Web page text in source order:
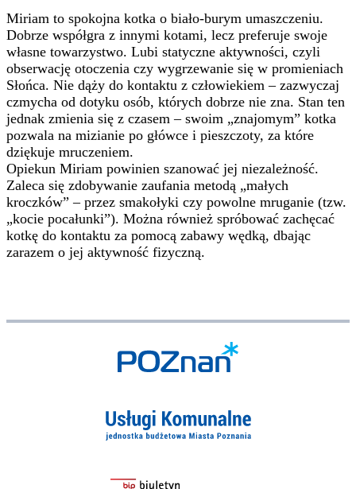
Miriam to spokojna kotka o biało-burym umaszczeniu.
Dobrze współgra z innymi kotami, lecz preferuje swoje
własne towarzystwo. Lubi statyczne aktywności, czyli
obserwację otoczenia czy wygrzewanie się w promieniach
Słońca. Nie dąży do kontaktu z człowiekiem – zazwyczaj
czmycha od dotyku osób, których dobrze nie zna. Stan ten
jednak zmienia się z czasem – swoim „znajomym” kotka
pozwala na mizianie po główce i pieszczoty, za które
dziękuje mruczeniem.
Opiekun Miriam powinien szanować jej niezależność.
Zaleca się zdobywanie zaufania metodą „małych
kroczków” – przez smakołyki czy powolne mruganie (tzw.
„kocie pocałunki”). Można również spróbować zachęcać
kotkę do kontaktu za pomocą zabawy wędką, dbając
zarazem o jej aktywność fizyczną.